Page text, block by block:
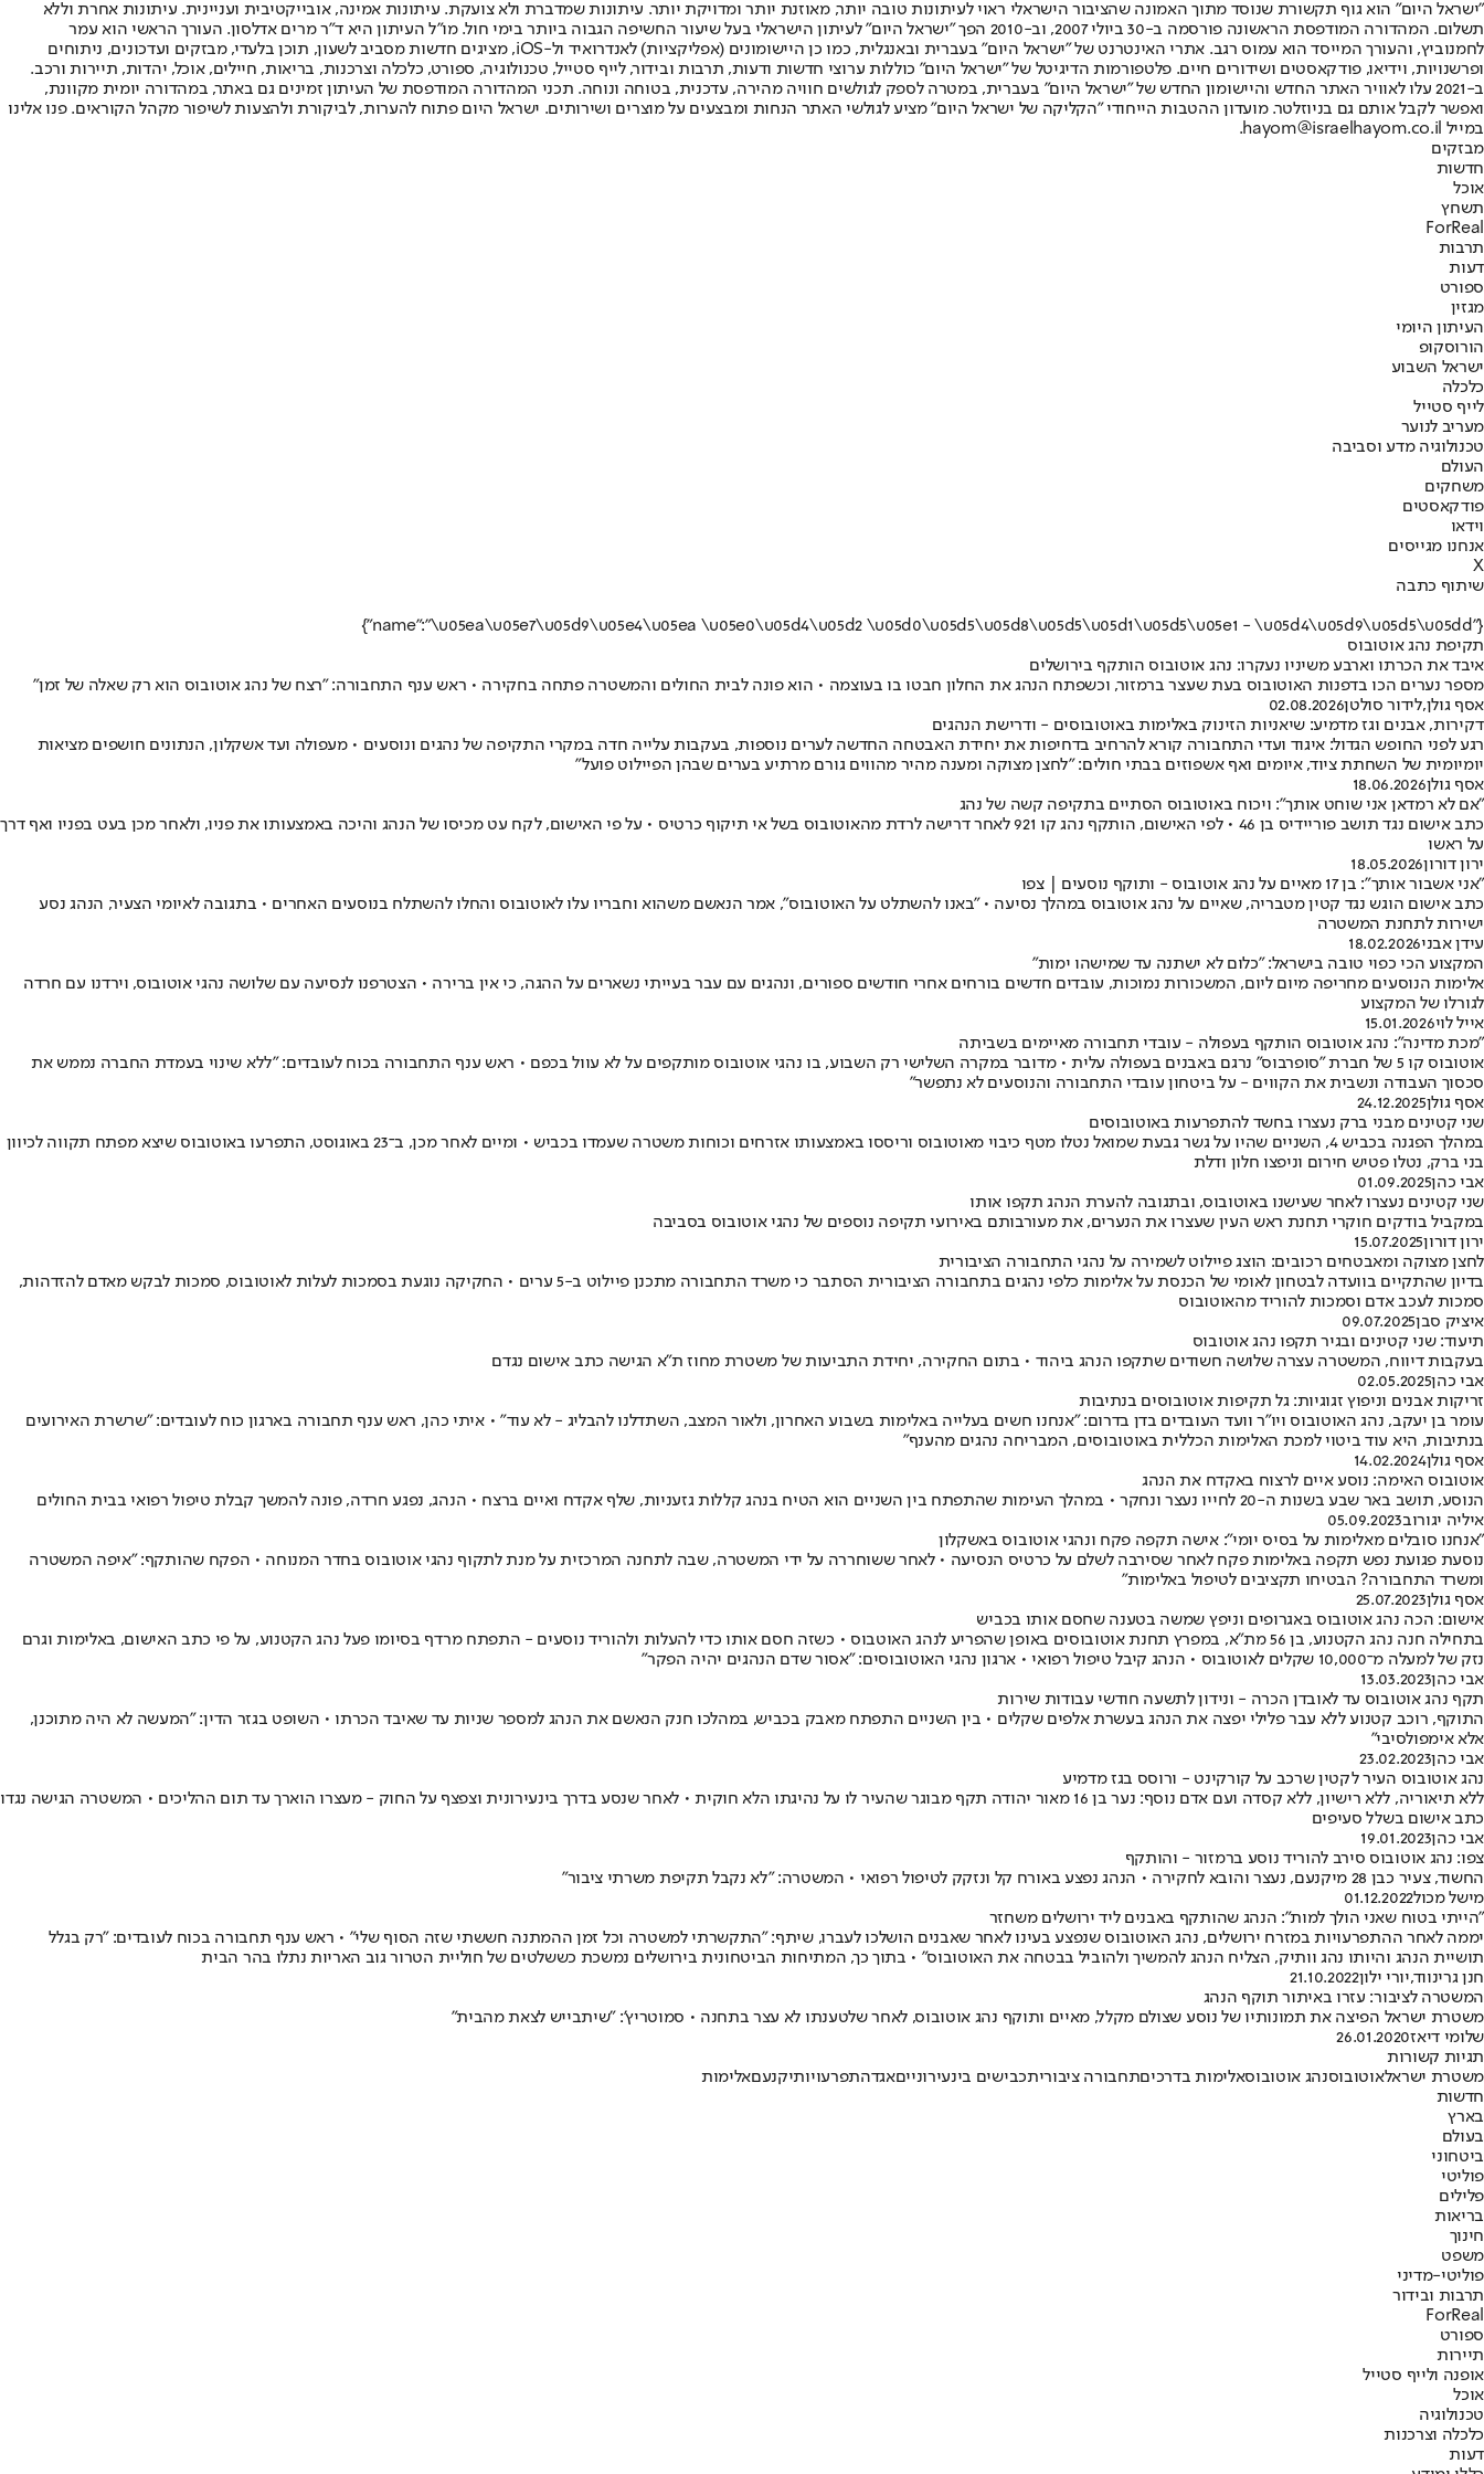
"ישראל היום" הוא גוף תקשורת שנוסד מתוך האמונה שהציבור הישראלי ראוי לעיתונות טובה יותר, מאוזנת יותר ומדויקת יותר. עיתונות שמדברת ולא צועקת. עיתונות אמינה, אובייקטיבית ועניינית. עיתונות אחרת וללא
תשלום. המהדורה המודפסת הראשונה פורסמה ב-30 ביולי 2007, וב-2010 הפך "ישראל היום" לעיתון הישראלי בעל שיעור החשיפה הגבוה ביותר בימי חול. מו"ל העיתון היא ד"ר מרים אדלסון. העורך הראשי הוא עמר
לחמנוביץ, והעורך המייסד הוא עמוס רגב. אתרי האינטרנט של "ישראל היום" בעברית ובאנגלית, כמו כן היישומונים (אפליקציות) לאנדרואיד ול-iOS, מציגים חדשות מסביב לשעון, תוכן בלעדי, מבזקים ועדכונים, ניתוחים
ופרשנויות, וידיאו, פודקאסטים ושידורים חיים. פלטפורמות הדיגיטל של "ישראל היום" כוללות ערוצי חדשות ודעות, תרבות ובידור, לייף סטייל, טכנולוגיה, ספורט, כלכלה וצרכנות, בריאות, חיילים, אוכל, יהדות, תיירות ורכב.
ב-2021 עלו לאוויר האתר החדש והיישומון החדש של "ישראל היום" בעברית, במטרה לספק לגולשים חוויה מהירה, עדכנית, בטוחה ונוחה. תכני המהדורה המודפסת של העיתון זמינים גם באתר, במהדורה יומית מקוונת,
ואפשר לקבל אותם גם בניוזלטר. מועדון ההטבות הייחודי "הקליקה של ישראל היום" מציע לגולשי האתר הנחות ומבצעים על מוצרים ושירותים. ישראל היום פתוח להערות, לביקורת ולהצעות לשיפור מקהל הקוראים. פנו אלינו
במייל hayom@israelhayom.co.il.
מבזקים
חדשות
אוכל
תשחץ
ForReal
תרבות
דעות
ספורט
מגזין
העיתון היומי
הורוסקופ
ישראל השבוע
כלכלה
לייף סטייל
מעריב לנוער
טכנולוגיה מדע וסביבה
העולם
משחקים
פודקאסטים
וידאו
אנחנו מגייסים
X
שיתוף כתבה
{"name":"\u05ea\u05e7\u05d9\u05e4\u05ea \u05e0\u05d4\u05d2 \u05d0\u05d5\u05d8\u05d5\u05d1\u05d5\u05e1 - \u05d4\u05d9\u05d5\u05dd"}
תקיפת נהג אוטובוס
איבד את הכרתו וארבע משיניו נעקרו: נהג אוטובוס הותקף בירושלים
מספר נערים הכו בדפנות האוטובוס בעת שעצר ברמזור, וכשפתח הנהג את החלון חבטו בו בעוצמה • הוא פונה לבית החולים והמשטרה פתחה בחקירה • ראש ענף התחבורה: "רצח של נהג אוטובוס הוא רק שאלה של זמן"
אסף גולן,לידור סולטן02.08.2026
דקירות, אבנים וגז מדמיע: שיאניות הזינוק באלימות באוטובוסים - ודרישת הנהגים
רגע לפני החופש הגדול: איגוד ועדי התחבורה קורא להרחיב בדחיפות את יחידת האבטחה החדשה לערים נוספות, בעקבות עלייה חדה במקרי התקיפה של נהגים ונוסעים • מעפולה ועד אשקלון, הנתונים חושפים מציאות
יומיומית של השחתת ציוד, איומים ואף אשפוזים בבתי חולים: "לחצן מצוקה ומענה מהיר מהווים גורם מרתיע בערים שבהן הפיילוט פועל"
אסף גולן18.06.2026
"אם לא רמדאן אני שוחט אותך": ויכוח באוטובוס הסתיים בתקיפה קשה של נהג
כתב אישום נגד תושב פוריידיס בן 46 • לפי האישום, הותקף נהג קו 921 לאחר דרישה לרדת מהאוטובוס בשל אי תיקוף כרטיס • על פי האישום, לקח עט מכיסו של הנהג והיכה באמצעותו את פניו, ולאחר מכן בעט בפניו ואף דרך
על ראשו
ירון דורון18.05.2026
"אני אשבור אותך": בן 17 מאיים על נהג אוטובוס - ותוקף נוסעים | צפו
כתב אישום הוגש נגד קטין מטבריה, שאיים על נהג אוטובוס במהלך נסיעה • "באנו להשתלט על האוטובוס", אמר הנאשם משהוא וחבריו עלו לאוטובוס והחלו להשתלח בנוסעים האחרים • בתגובה לאיומי הצעיר, הנהג נסע
ישירות לתחנת המשטרה
עידן אבני18.02.2026
המקצוע הכי כפוי טובה בישראל: "כלום לא ישתנה עד שמישהו ימות"
אלימות הנוסעים מחריפה מיום ליום, המשכורות נמוכות, עובדים חדשים בורחים אחרי חודשים ספורים, ונהגים עם עבר בעייתי נשארים על ההגה, כי אין ברירה • הצטרפנו לנסיעה עם שלושה נהגי אוטובוס, וירדנו עם חרדה
לגורלו של המקצוע
אייל לוי15.01.2026
"מכת מדינה": נהג אוטובוס הותקף בעפולה - עובדי תחבורה מאיימים בשביתה
אוטובוס קו 5 של חברת "סופרבוס" נרגם באבנים בעפולה עלית • מדובר במקרה השלישי רק השבוע, בו נהגי אוטובוס מותקפים על לא עוול בכפם • ראש ענף התחבורה בכוח לעובדים: "ללא שינוי בעמדת החברה נממש את
סכסוך העבודה ונשבית את הקווים - על ביטחון עובדי התחבורה והנוסעים לא נתפשר"
אסף גולן24.12.2025
שני קטינים מבני ברק נעצרו בחשד להתפרעות באוטובוסים
במהלך הפגנה בכביש 4, השניים שהיו על גשר גבעת שמואל נטלו מטף כיבוי מאוטובוס וריססו באמצעותו אזרחים וכוחות משטרה שעמדו בכביש • ומיים לאחר מכן, ב־23 באוגוסט, התפרעו באוטובוס שיצא מפתח תקווה לכיוון
בני ברק, נטלו פטיש חירום וניפצו חלון ודלת
אבי כהן01.09.2025
שני קטינים נעצרו לאחר שעישנו באוטובוס, ובתגובה להערת הנהג תקפו אותו
במקביל בודקים חוקרי תחנת ראש העין שעצרו את הנערים, את מעורבותם באירועי תקיפה נוספים של נהגי אוטובוס בסביבה
ירון דורון15.07.2025
לחצן מצוקה ומאבטחים רכובים: הוצג פיילוט לשמירה על נהגי התחבורה הציבורית
בדיון שהתקיים בוועדה לבטחון לאומי של הכנסת על אלימות כלפי נהגים בתחבורה הציבורית הסתבר כי משרד התחבורה מתכנן פיילוט ב-5 ערים • החקיקה נוגעת בסמכות לעלות לאוטובוס, סמכות לבקש מאדם להזדהות,
סמכות לעכב אדם וסמכות להוריד מהאוטובוס
איציק סבן09.07.2025
תיעוד: שני קטינים ובגיר תקפו נהג אוטובוס
בעקבות דיווח, המשטרה עצרה שלושה חשודים שתקפו הנהג ביהוד • בתום החקירה, יחידת התביעות של משטרת מחוז ת"א הגישה כתב אישום נגדם
אבי כהן02.05.2025
זריקות אבנים וניפוץ זגוגיות: גל תקיפות אוטובוסים בנתיבות
עומר בן יעקב, נהג האוטובוס ויו"ר וועד העובדים בדן בדרום: "אנחנו חשים בעלייה באלימות בשבוע האחרון, ולאור המצב, השתדלנו להבליג - לא עוד" • איתי כהן, ראש ענף תחבורה בארגון כוח לעובדים: "שרשרת האירועים
בנתיבות, היא עוד ביטוי למכת האלימות הכללית באוטובוסים, המבריחה נהגים מהענף"
אסף גולן14.02.2024
אוטובוס האימה: נוסע איים לרצוח באקדח את הנהג
הנוסע, תושב באר שבע בשנות ה-20 לחייו נעצר ונחקר • במהלך העימות שהתפתח בין השניים הוא הטיח בנהג קללות גזעניות, שלף אקדח ואיים ברצח • הנהג, נפגע חרדה, פונה להמשך קבלת טיפול רפואי בבית החולים
איליה יגורוב05.09.2023
"אנחנו סובלים מאלימות על בסיס יומי": אישה תקפה פקח ונהגי אוטובוס באשקלון
נוסעת פגועת נפש תקפה באלימות פקח לאחר שסירבה לשלם על כרטיס הנסיעה • לאחר ששוחררה על ידי המשטרה, שבה לתחנה המרכזית על מנת לתקוף נהגי אוטובוס בחדר המנוחה • הפקח שהותקף: "איפה המשטרה
ומשרד התחבורה? הבטיחו תקציבים לטיפול באלימות"
אסף גולן25.07.2023
אישום: הכה נהג אוטובוס באגרופים וניפץ שמשה בטענה שחסם אותו בכביש
בתחילה חנה נהג הקטנוע, בן 56 מת"א, במפרץ תחנת אוטובוסים באופן שהפריע לנהג האוטבוס • כשזה חסם אותו כדי להעלות ולהוריד נוסעים - התפתח מרדף בסיומו פעל נהג הקטנוע, על פי כתב האישום, באלימות וגרם
נזק של למעלה מ־10,000 שקלים לאוטובוס • הנהג קיבל טיפול רפואי • ארגון נהגי האוטובוסים: "אסור שדם הנהגים יהיה הפקר"
אבי כהן13.03.2023
תקף נהג אוטובוס עד לאובדן הכרה - ונידון לתשעה חודשי עבודות שירות
התוקף, רוכב קטנוע ללא עבר פלילי יפצה את הנהג בעשרת אלפים שקלים • בין השניים התפתח מאבק בכביש, במהלכו חנק הנאשם את הנהג למספר שניות עד שאיבד הכרתו • השופט בגזר הדין: "המעשה לא היה מתוכנן,
אלא אימפולסיבי"
אבי כהן23.02.2023
נהג אוטובוס העיר לקטין שרכב על קורקינט - ורוסס בגז מדמיע
ללא תיאוריה, ללא רישיון, ללא קסדה ועם אדם נוסף: נער בן 16 מאור יהודה תקף מבוגר שהעיר לו על נהיגתו הלא חוקית • לאחר שנסע בדרך בינעירונית וצפצף על החוק - מעצרו הוארך עד תום ההליכים • המשטרה הגישה נגדו
כתב אישום בשלל סעיפים
אבי כהן19.01.2023
צפו: נהג אוטובוס סירב להוריד נוסע ברמזור - והותקף
החשוד, צעיר כבן 28 מיקנעם, נעצר והובא לחקירה • הנהג נפצע באורח קל ונזקק לטיפול רפואי • המשטרה: "לא נקבל תקיפת משרתי ציבור"
מישל מכול01.12.2022
"הייתי בטוח שאני הולך למות": הנהג שהותקף באבנים ליד ירושלים משחזר
יממה לאחר ההתפרעויות במזרח ירושלים, נהג האוטובוס שנפצע בעינו לאחר שאבנים הושלכו לעברו, שיתף: "התקשרתי למשטרה וכל זמן ההמתנה חששתי שזה הסוף שלי" • ראש ענף תחבורה בכוח לעובדים: "רק בגלל
תושיית הנהג והיותו נהג וותיק, הצליח הנהג להמשיך ולהוביל בבטחה את האוטובוס" • בתוך כך, המתיחות הביטחונית בירושלים נמשכת כששלטים של חוליית הטרור גוב האריות נתלו בהר הבית
חנן גרינווד,יורי ילון21.10.2022
המשטרה לציבור: עזרו באיתור תוקף הנהג
משטרת ישראל הפיצה את תמונותיו של נוסע שצולם מקלל, מאיים ותוקף נהג אוטובוס, לאחר שלטענתו לא עצר בתחנה • סמוטריץ': "שיתבייש לצאת מהבית"
שלומי דיאז26.01.2020
תגיות קשורות
משטרת ישראלאוטובוסנהג אוטובוסאלימות בדרכיםתחבורה ציבוריתכבישים בינעירונייםאגדהתפרעויותיקנעםאלימות
חדשות
בארץ
בעולם
ביטחוני
פוליטי
פלילים
בריאות
חינוך
משפט
פוליטי-מדיני
תרבות ובידור
ForReal
ספורט
תיירות
אופנה ולייף סטייל
אוכל
טכנולוגיה
כלכלה וצרכנות
דעות